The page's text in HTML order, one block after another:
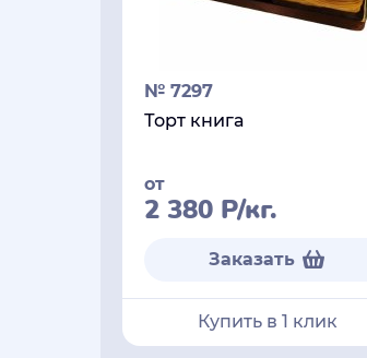
№ 7297
Торт книга
от
2 380 Р/кг.
Заказать
Купить в 1 клик